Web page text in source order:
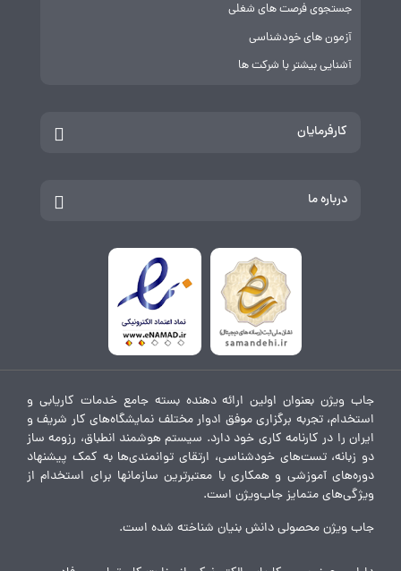
جستجوی فرصت های شغلی
آزمون های خودشناسی
آشنایی بیشتر با شرکت ها
کارفرمایان
درباره ما
جاب ویژن بعنوان اولین ارائه دهنده بسته جامع خدمات کاریابی و
استخدام، تجربه برگزاری موفق ادوار مختلف نمایشگاه‌های کار شریف و
ایران را در کارنامه کاری خود دارد. سیستم هوشمند انطباق، رزومه ساز
دو زبانه، تست‌های خودشناسی، ارتقای توانمندی‌ها به کمک پیشنهاد
دوره‌های آموزشی و همکاری با معتبرترین سازمانها برای استخدام از
ویژگی‌های متمایز جاب‌ویژن است.
جاب ویژن محصولی دانش بنیان شناخته شده است.